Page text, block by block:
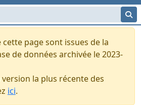
cette page sont issues de la
de données archivée le 2023-
la plus récente des
ici.